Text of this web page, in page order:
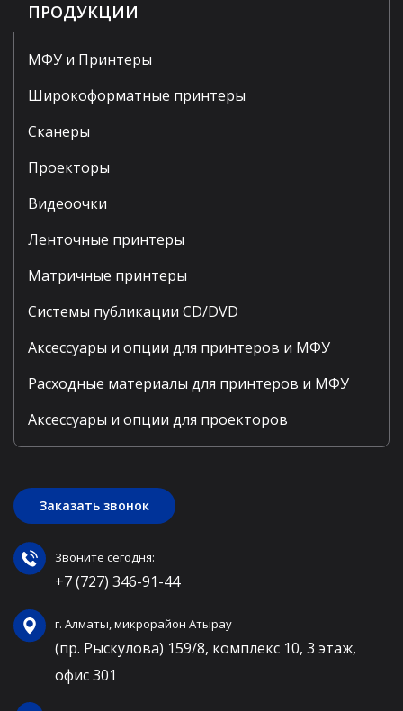
ПРОДУКЦИИ
МФУ и Принтеры
Широкоформатные принтеры
Сканеры
Проекторы
Видеоочки
Ленточные принтеры
Матричные принтеры
Системы публикации CD/DVD
Аксессуары и опции для принтеров и МФУ
Расходные материалы для принтеров и МФУ
Аксессуары и опции для проекторов
Заказать звонок
Звоните сегодня:
+7 (727) 346-91-44
г. Алматы, микрорайон Атырау
(пр. Рыскулова) 159/8, комплекс 10, 3 этаж,
офис 301